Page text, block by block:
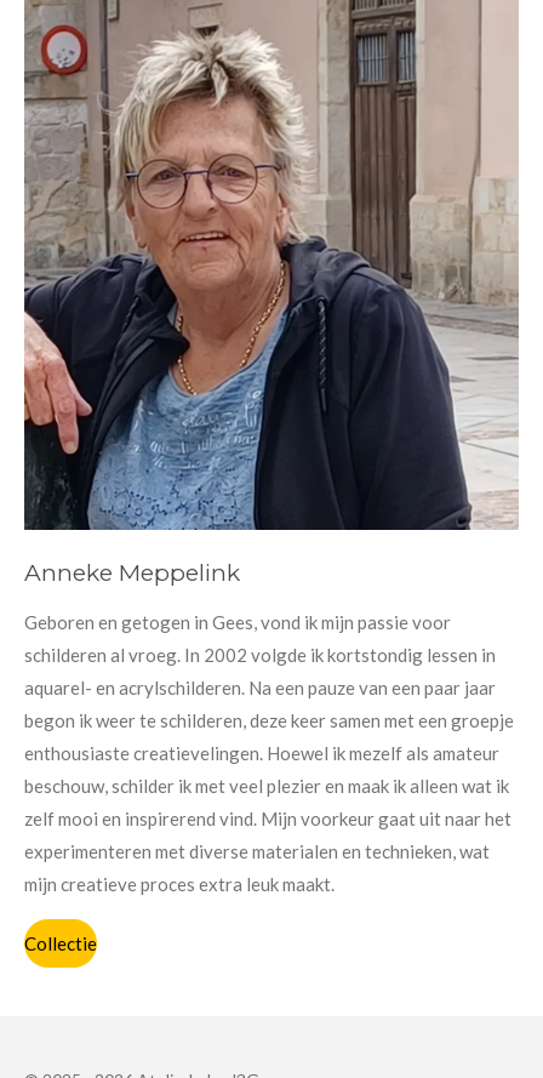
Anneke Meppelink
Geboren en getogen in Gees, vond ik mijn passie voor
schilderen al vroeg. In 2002 volgde ik kortstondig lessen in
aquarel- en acrylschilderen. Na een pauze van een paar jaar
begon ik weer te schilderen, deze keer samen met een groepje
enthousiaste creatievelingen. Hoewel ik mezelf als amateur
beschouw, schilder ik met veel plezier en maak ik alleen wat ik
zelf mooi en inspirerend vind. Mijn voorkeur gaat uit naar het
experimenteren met diverse materialen en technieken, wat
mijn creatieve proces extra leuk maakt.
Collectie